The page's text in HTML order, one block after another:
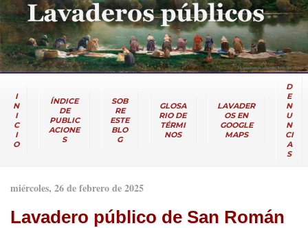
I
N
I
C
I
O
ÍNDICE
DE
PUBLIC
ACIONE
S
SOB
RE
ESTE
BLO
G
GLOSA
RIO DE
TÉRMI
NOS
LAVADER
OS EN
GOOGLE
MAPS
D
E
N
U
N
CI
A
S
miércoles, 26 de febrero de 2025
Lavadero público de San Román